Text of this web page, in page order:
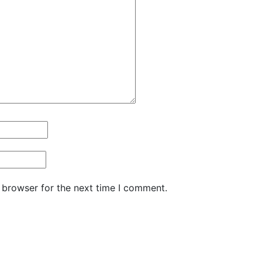
for the next time I comment.